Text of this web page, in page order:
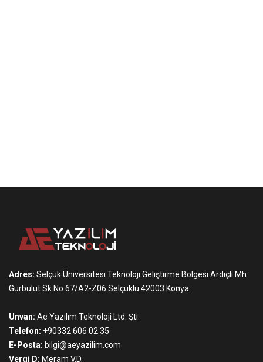
Adres: Selçuk Üniversitesi Teknoloji Geliştirme Bölgesi Ardıçlı Mh
Gürbulut Sk No:67/A2-Z06 Selçuklu 42003 Konya
Unvan: Ae Yazılım Teknoloji Ltd. Şti.
Telefon: +90332 606 02 35
E-Posta: bilgi@aeyazilim.com
Vergi D: Meram V.D.